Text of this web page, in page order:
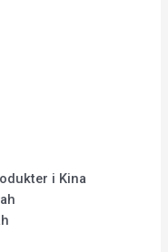
i Kina